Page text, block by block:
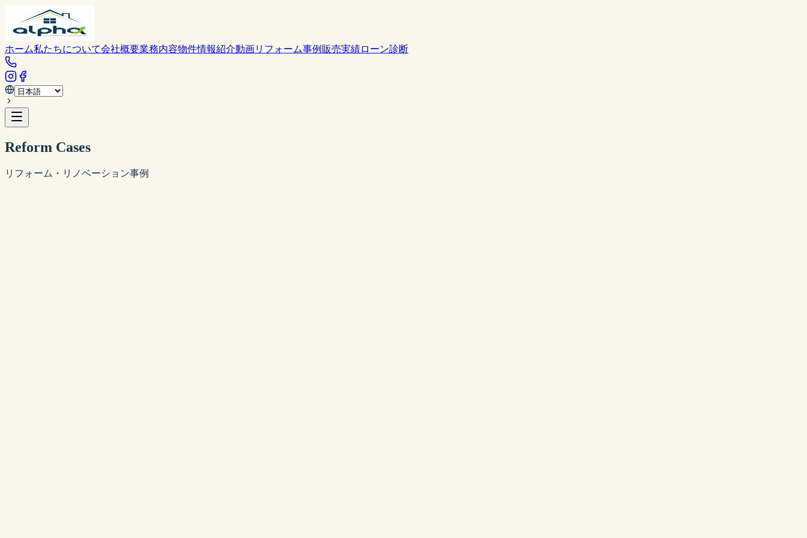
ホーム私たちについて会社概要業務内容物件情報紹介動画リフォーム事例 販売実績ローン診断
Reform Cases
リフォーム・リノベーション事例